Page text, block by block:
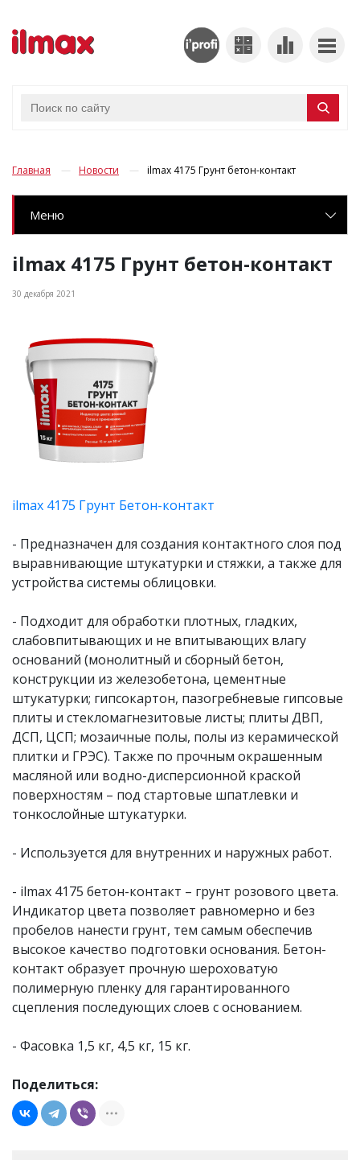
Главная Новости ilmax 4175 Грунт бетон-контакт
Меню
ilmax 4175 Грунт бетон-контакт
30 декабря 2021
ilmax 4175 Грунт Бетон-контакт
- Предназначен для создания контактного слоя под
выравнивающие штукатурки и стяжки, а также для
устройства системы облицовки.
- Подходит для обработки плотных, гладких,
слабовпитывающих и не впитывающих влагу
оснований (монолитный и сборный бетон,
конструкции из железобетона, цементные
штукатурки; гипсокартон, пазогребневые гипсовые
плиты и стекломагнезитовые листы; плиты ДВП,
ДСП, ЦСП; мозаичные полы, полы из керамической
плитки и ГРЭС). Также по прочным окрашенным
масляной или водно-дисперсионной краской
поверхностям – под стартовые шпатлевки и
тонкослойные штукатурки.
- Используется для внутренних и наружных работ.
- ilmax 4175 бетон-контакт – грунт розового цвета.
Индикатор цвета позволяет равномерно и без
пробелов нанести грунт, тем самым обеспечив
высокое качество подготовки основания. Бетон-
контакт образует прочную шероховатую
полимерную пленку для гарантированного
сцепления последующих слоев с основанием.
- Фасовка 1,5 кг, 4,5 кг, 15 кг.
Поделиться: